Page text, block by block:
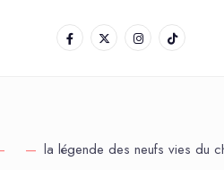
la légende des neufs vies du